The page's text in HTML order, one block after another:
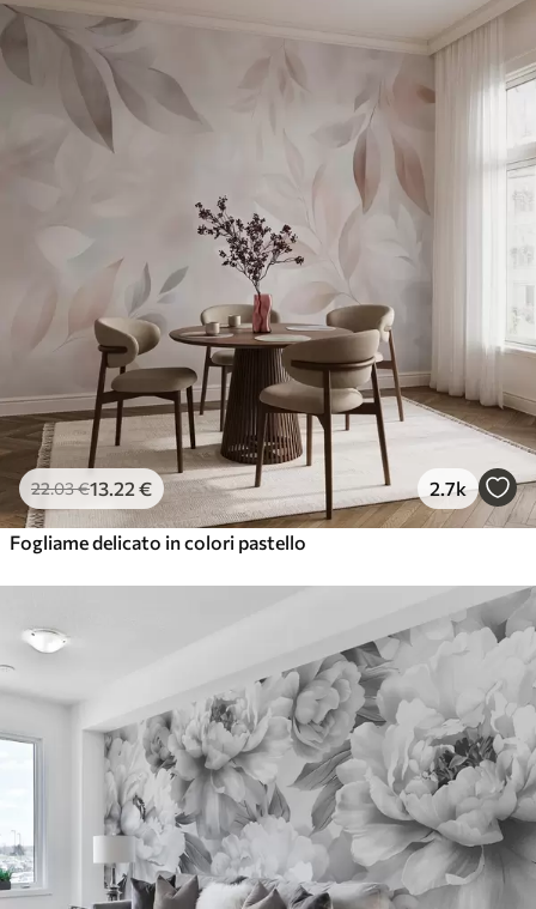
22.03€13 .22 € 2.7k
Fogliame delicato in colori pastello